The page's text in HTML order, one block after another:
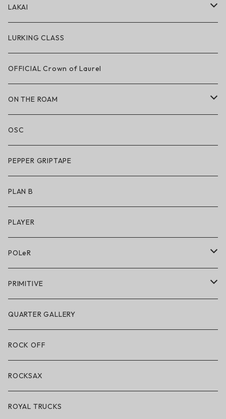
アパレル
ハードグッズ
LAKAI
LAKAI × POLeR
LAKAI × CHOCOLATE
LAKAI × RIPNDIP
シューズ
アパレル
アクセサリー
キッズシューズ
LURKING CLASS
OFFICIAL Crown of Laurel
ON THE ROAM
アパレル
サングラス
アンダーウェア
シューズ
アクセサリー・小物
OSC
PEPPER GRIPTAPE
PLAN B
PLAYER
POLeR
POLeR × GRIZZLY
POLeR × LAKAI
アパレル
アクセサリー・小物
PRIMITIVE
アパレル
ハードグッズ
QUARTER GALLERY
ROCK OFF
ROCKSAX
ROYAL TRUCKS